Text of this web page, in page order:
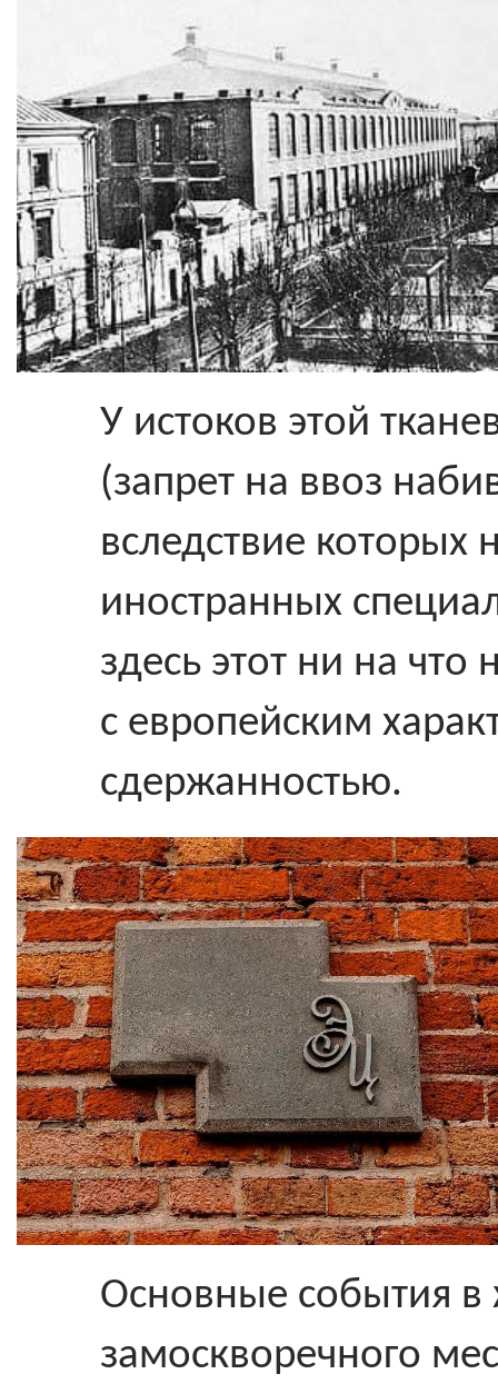
У истоков этой
(запрет на ввоз
вследствие которых
иностранных
здесь этот ни на что
с европейским
сдержанностью.
Основные события в
замоскворечного